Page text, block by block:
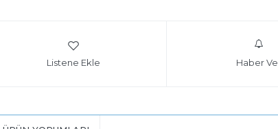
Listene Ekle Haber